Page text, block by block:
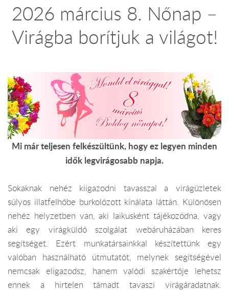
2026 március 8. Nőnap –
Virágba borítjuk a világot!
Mi már teljesen felkészültünk, hogy ez legyen minden
idők legvirágosabb napja.
Sokaknak nehéz kiigazodni tavasszal a virágüzletek
súlyos illatfelhőbe burkolózott kínálata láttán. Különösen
nehéz helyzetben van, aki laikusként tájékozódna, vagy
aki egy virágküldő szolgálat webáruházában keres
segítséget. Ezért munkatársainkkal készítettünk egy
valóban használható útmutatót, melynek segítségével
nemcsak eligazodsz, hanem valódi szakértője lehetsz
ennek a hirtelen támadt tavaszi virágáradatnak.